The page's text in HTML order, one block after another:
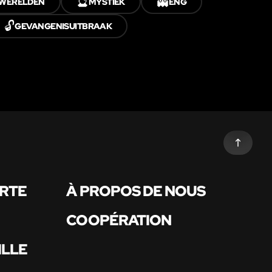
🔓GEVANGENISUITBRAAK
À PROPOS DE NOUS
COOPÉRATION